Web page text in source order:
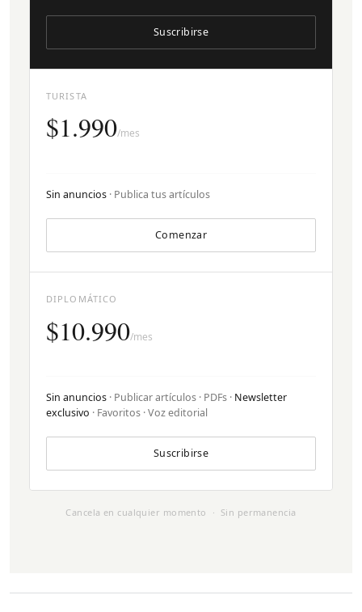
TURISTA
$1.990/mes
Sin anuncios · Publica tus artículos
Comenzar
Suscribirse
DIPLOMÁTICO
$10.990/mes
Sin anuncios · Publicar artículos · PDFs · Newsletter
exclusivo · Favoritos · Voz editorial
Suscribirse
Cancela en cualquier momento · Sin permanencia